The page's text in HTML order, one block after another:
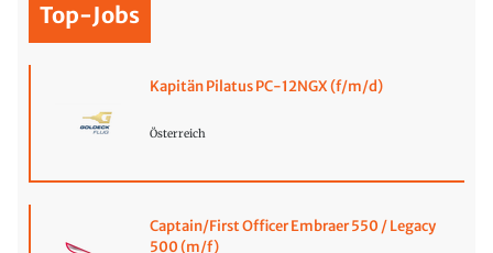
Top-Jobs
Kapitän Pilatus PC-12NGX (f/m/d)
Österreich
Captain/First Officer Embraer 550 / Legacy
500 (m/f)